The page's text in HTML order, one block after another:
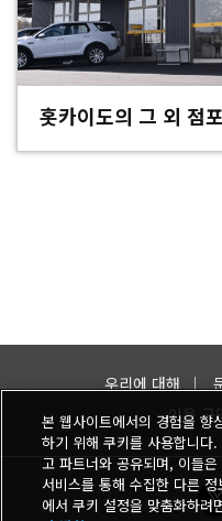
홋카이도의 그 외 점
우리에 대해
이용 규
본 웹사이트에서의 경험을 향
하기 위해 쿠키를 사용합니
고 파트너와 공유되며, 이들
서비스를 통해 수집한 다른
에서 쿠키 설정을 맞춤화하려